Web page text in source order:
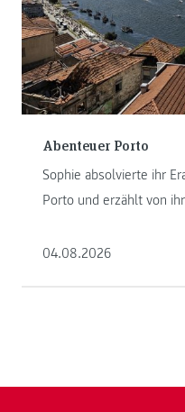
Abenteuer Porto
Sophie absolvierte ihr
Porto und erzählt von
04.08.2026